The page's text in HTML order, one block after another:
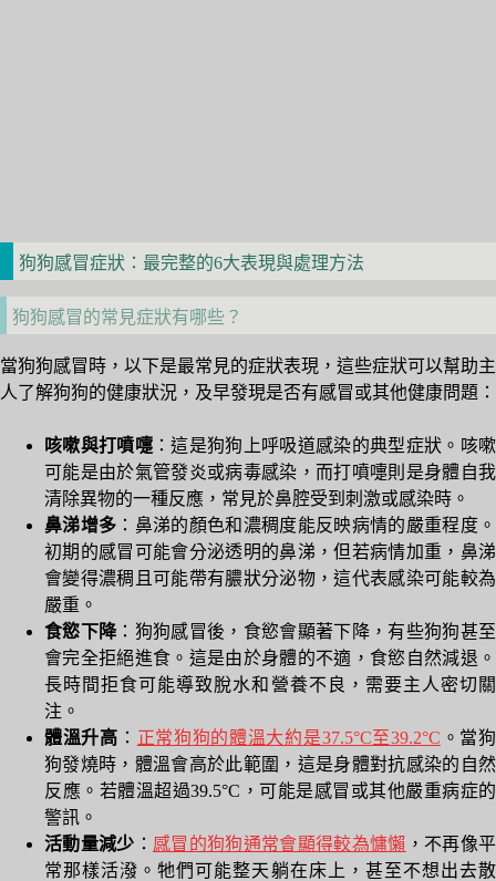
狗狗感冒症狀：最完整的6大表現與處理方法
狗狗感冒的常見症狀有哪些？
當狗狗感冒時，以下是最常見的症狀表現，這些症狀可以幫助主
人了解狗狗的健康狀況，及早發現是否有感冒或其他健康問題：
咳嗽與打噴嚏 ：這是狗狗上呼吸道感染的典型症狀。咳嗽
可能是由於氣管發炎或病毒感染，而打噴嚏則是身體自我
清除異物的一種反應，常見於鼻腔受到刺激或感染時。
鼻涕增多 ：鼻涕的顏色和濃稠度能反映病情的嚴重程度。
初期的感冒可能會分泌透明的鼻涕，但若病情加重，鼻涕
會變得濃稠且可能帶有膿狀分泌物，這代表感染可能較為
嚴重。
食慾下降：狗狗感冒後，食慾會顯著下降，有些狗狗甚至
會完全拒絕進食。這是由於身體的不適，食慾自然減退。
長時間拒食可能導致脫水和營養不良，需要主人密切關
注。
體溫升高 ： 正常狗狗的體溫大約是37.5°C至39.2°C 。當狗
狗發燒時，體溫會高於此範圍，這是身體對抗感染的自然
反應。若體溫超過39.5°C，可能是感冒或其他嚴重病症的
警訊。
活動量減少 ： 感冒的狗狗通常會顯得較為慵懶 ，不再像平
常那樣活潑。牠們可能整天躺在床上，甚至不想出去散